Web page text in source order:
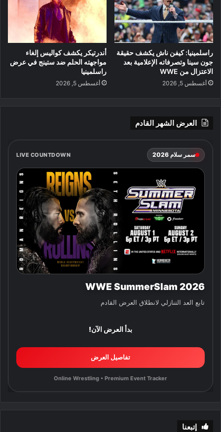
راسلمينيا: كيفن ناش يكشف حقيقة
جون سينا وتصرفاته الإعلامية بعد
الاعتزال من WWE
أغسطس 5, 2026
أندرتيكر يكشف كواليس إلغاء
مواجهته الحلم ضد ستينج في عرض
راسلمينيا
أغسطس 5, 2026
العرض الشهر القادم
سمر سلام 2026 LIVE COUNTDOWN
WWE SummerSlam 2026
تابع العد التنازلي لانطلاق العرض القادم
بدأ العرض الآن!
تفاصيل العرض
Online Wrestling • Premium Event Tracker
إتبعنا